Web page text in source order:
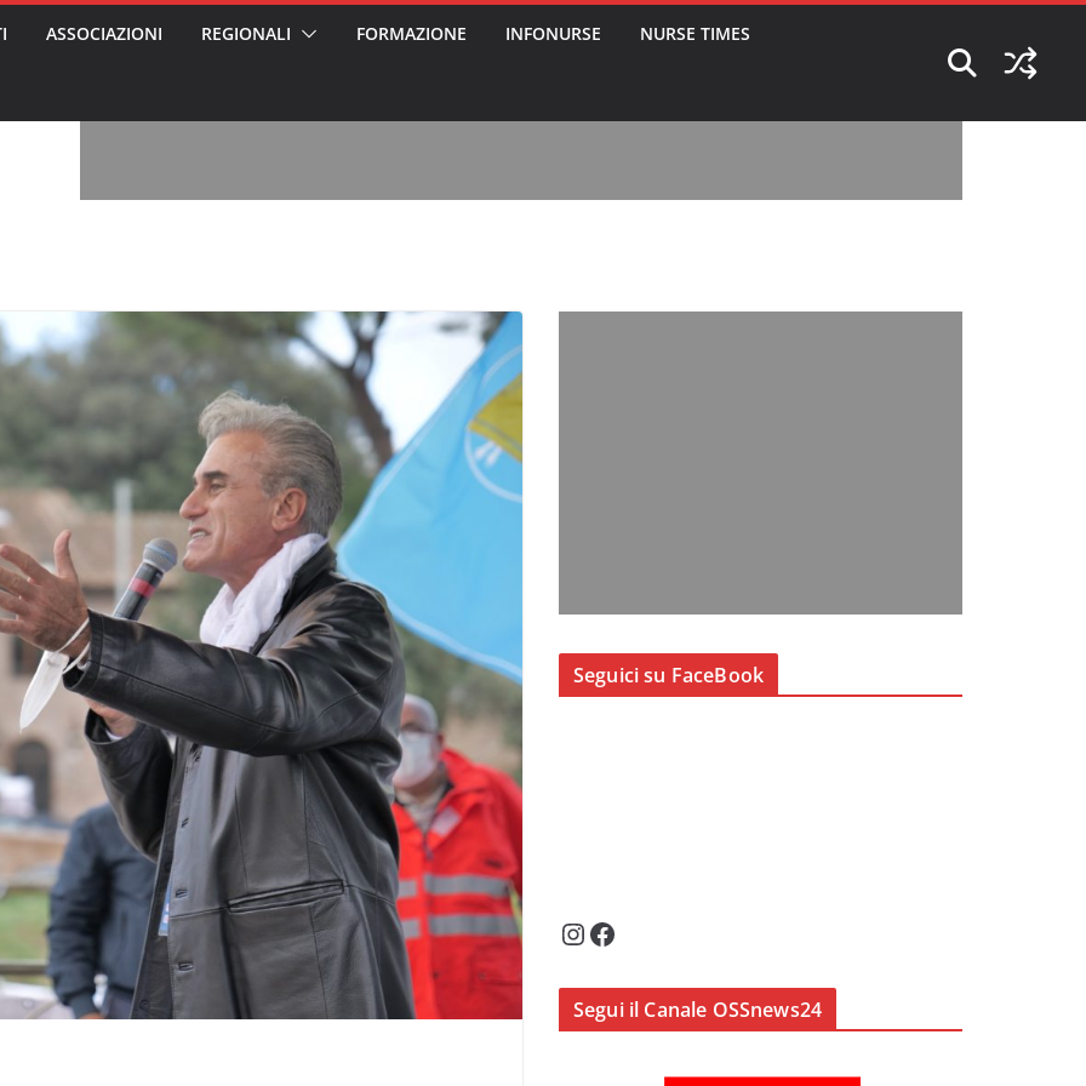
l’analisi di
Chi ci perde?
pubblico
sanitari
abusi
tutto quello
di riposo
ASSOCIAZIONI REGIONALI FORMAZIONE INFONURSE NURSE TIMES
Seguici su FaceBook
InstagramFacebook
Segui il Canale OSSnews24